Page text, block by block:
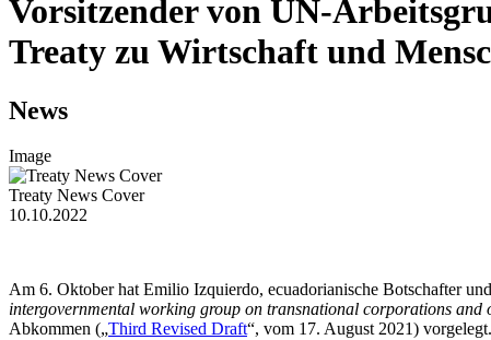
Vorsitzender von UN-
Treaty zu Wirtschaft und
News
Image
Treaty News Cover
10.10.2022
Am 6. Oktober hat Emilio Izquierdo, ecuadorianische Botschafter
intergovernmental working group on transnational corporations and
Abkommen („Third Revised Draft“, vom 17. August 2021) vorgelegt.